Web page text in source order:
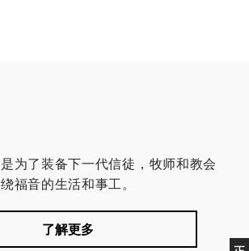
为了装备下一代信徒，牧师和教会
福音的生活和事工。
了解更多